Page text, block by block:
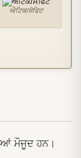
ਐਟਿਕ/ਸੋਫਿਟ
ਮੌਜੂਦ ਹਨ।